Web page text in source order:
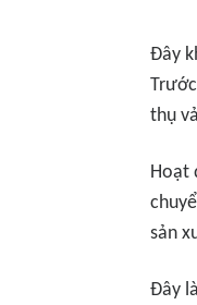
Đây
thụ
Hoạt
sản
Đây